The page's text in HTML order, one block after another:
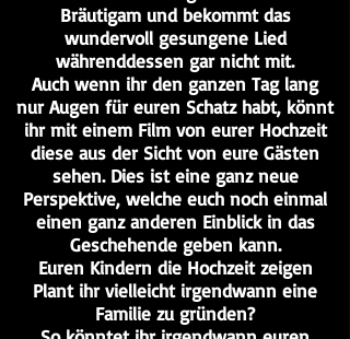
Bräutigam und bekommt das
wundervoll gesungene Lied
währenddessen gar nicht mit.
Auch wenn ihr den ganzen Tag lang
nur Augen für euren Schatz habt, könnt
ihr mit einem Film von eurer Hochzeit
diese aus der Sicht von eure Gästen
sehen. Dies ist eine ganz neue
Perspektive, welche euch noch einmal
einen ganz anderen Einblick in das
Geschehende geben kann.
Euren Kindern die Hochzeit zeigen
Plant ihr vielleicht irgendwann eine
Familie zu gründen?